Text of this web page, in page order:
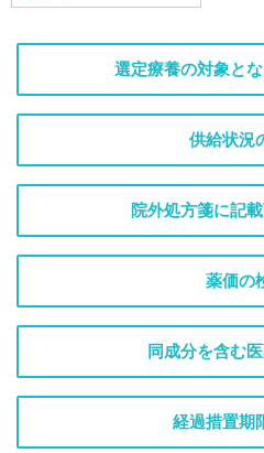
選定療養の対象と
供給状況
院外処方箋に記
薬価の
同成分を含む
経過措置期